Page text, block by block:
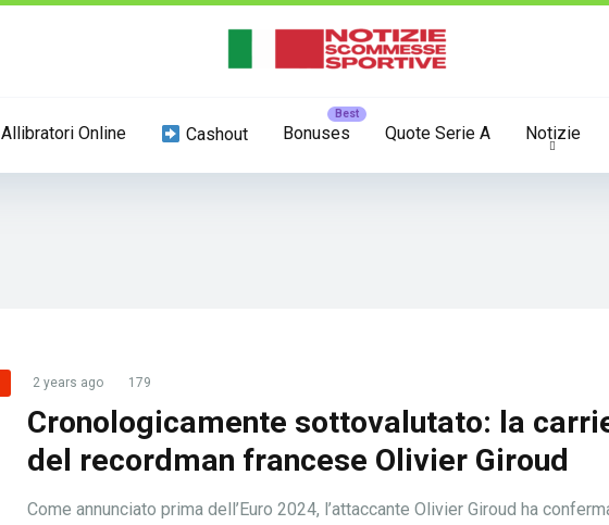
Allibratori Online Cashout Bonuses Quote Serie A Notizie
2 years ago 179
Cronologicamente sottovalutato: la
del recordman francese Olivier Giroud
Come annunciato prima dell’Euro 2024, l’attaccante Olivier Giroud ha